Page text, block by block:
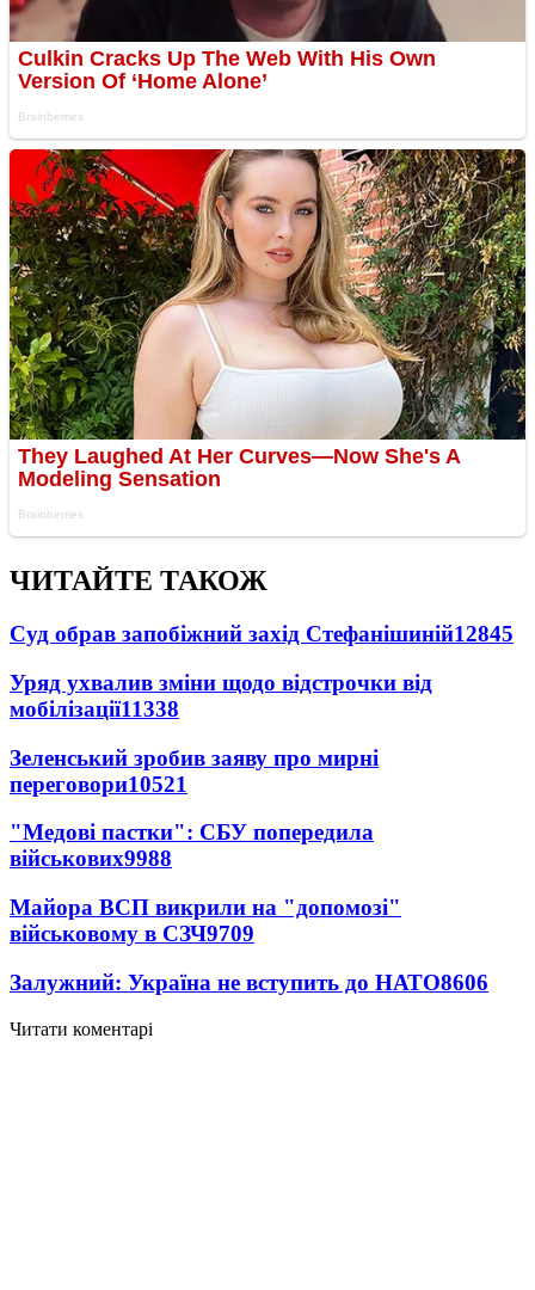
ЧИТАЙТЕ ТАКОЖ
Суд обрав запобіжний захід Стефанішиній12845
Уряд ухвалив зміни щодо відстрочки від
мобілізації11338
Зеленський зробив заяву про мирні
переговори10521
"Медові пастки": СБУ попередила
військових9988
Майора ВСП викрили на "допомозі"
військовому в СЗЧ9709
Залужний: Україна не вступить до НАТО8606
Читати коментарі